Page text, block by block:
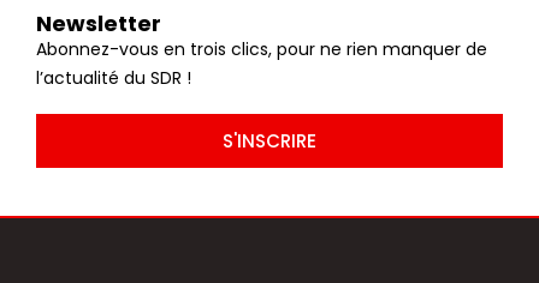
Newsletter
Abonnez-vous en trois clics, pour ne rien manquer de
l’actualité du SDR !
S'INSCRIRE